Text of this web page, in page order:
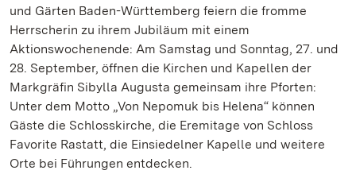
und Gärten Baden-Württemberg feiern die fromme
Herrscherin zu ihrem Jubiläum mit einem
Aktionswochenende: Am Samstag und Sonntag, 27. und
28. September, öffnen die Kirchen und Kapellen der
Markgräfin Sibylla Augusta gemeinsam ihre Pforten:
Unter dem Motto „Von Nepomuk bis Helena“ können
Gäste die Schlosskirche, die Eremitage von Schloss
Favorite Rastatt, die Einsiedelner Kapelle und weitere
Orte bei Führungen entdecken.